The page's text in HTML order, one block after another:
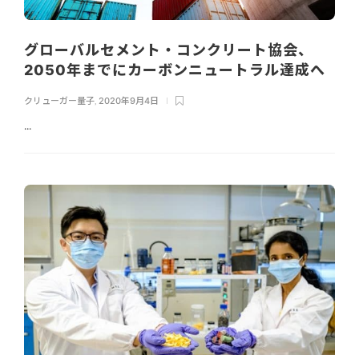
グローバルセメント・コンクリート協会、
2050年までにカーボンニュートラル達成へ
クリューガー量子 2020年9月4日
...